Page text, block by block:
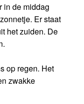
in de middag
Er staat
het zuiden. De
op regen. Het
zwakke